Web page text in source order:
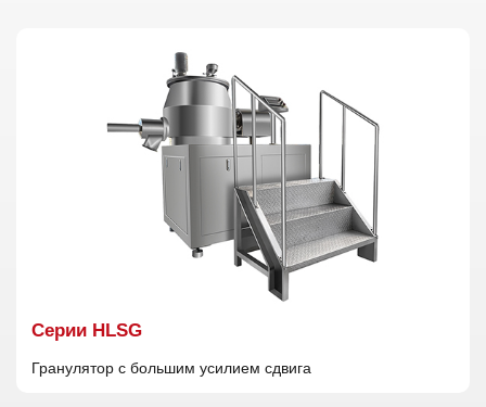
Cерии HLSG
Гранулятор с большим усилием сдвига